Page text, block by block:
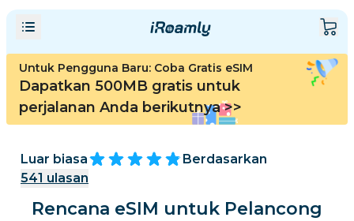
Untuk Pengguna Baru: Coba Gratis eSIM
Dapatkan 500MB gratis untuk
perjalanan Anda berikutnya>>
Luar biasa
Berdasarkan
541 ulasan
Rencana eSIM untuk Pelancong